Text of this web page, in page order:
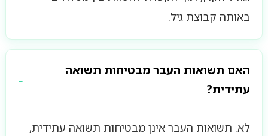
באותה קבוצת גיל.
האם תשואות העבר מבטיחות תשואה
עתידית?
לא. תשואות העבר אינן מבטיחות תשואה עתידית,